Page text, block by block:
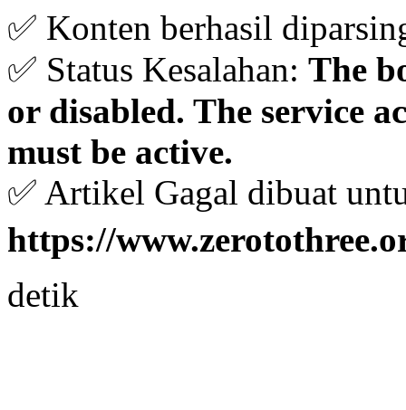
✅ Konten berhasil
✅ Status Kesalahan: The
or disabled. The service
must be active.
✅ Artikel Gagal dibuat
https://
detik